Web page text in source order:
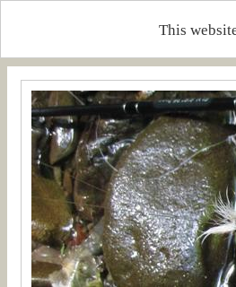
This